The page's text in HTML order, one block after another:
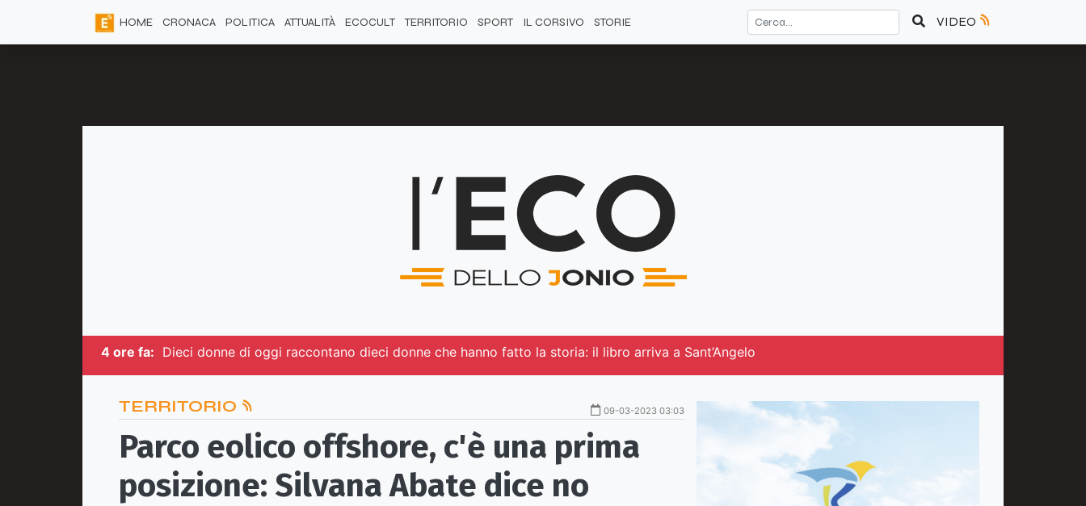
HOME CRONACA POLITICA ATTUALITÀ ECOCULT TERRITORIO SPORT IL CORSIVO STORIE VIDEO
4 ore fa: Dieci donne di oggi raccontano dieci donne che hanno fatto la storia: il libro arriva a Sant’Angelo
TERRITORIO 09-03-2023 03:03
Parco eolico offshore, c'è una prima
posizione: Silvana Abate dice no